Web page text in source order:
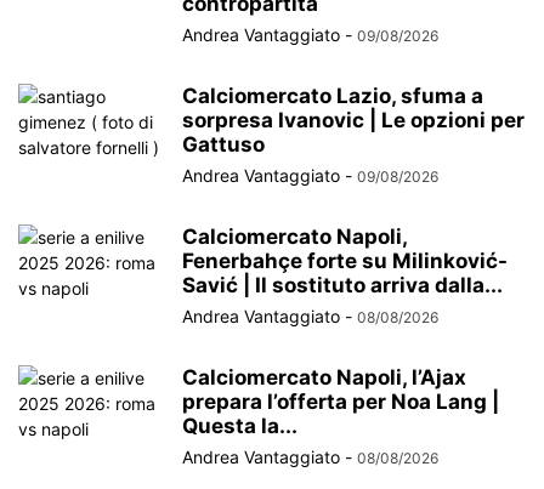
Andrea Vantaggiato - 09/08/2026
Calciomercato Lazio, sfuma a
sorpresa Ivanovic | Le opzioni per
Gattuso
Andrea Vantaggiato - 09/08/2026
Calciomercato Napoli,
Fenerbahçe forte su Milinković-
Savić | Il sostituto arriva dalla...
Andrea Vantaggiato - 08/08/2026
Calciomercato Napoli, l’Ajax
prepara l’offerta per Noa Lang |
Questa la...
Andrea Vantaggiato - 08/08/2026